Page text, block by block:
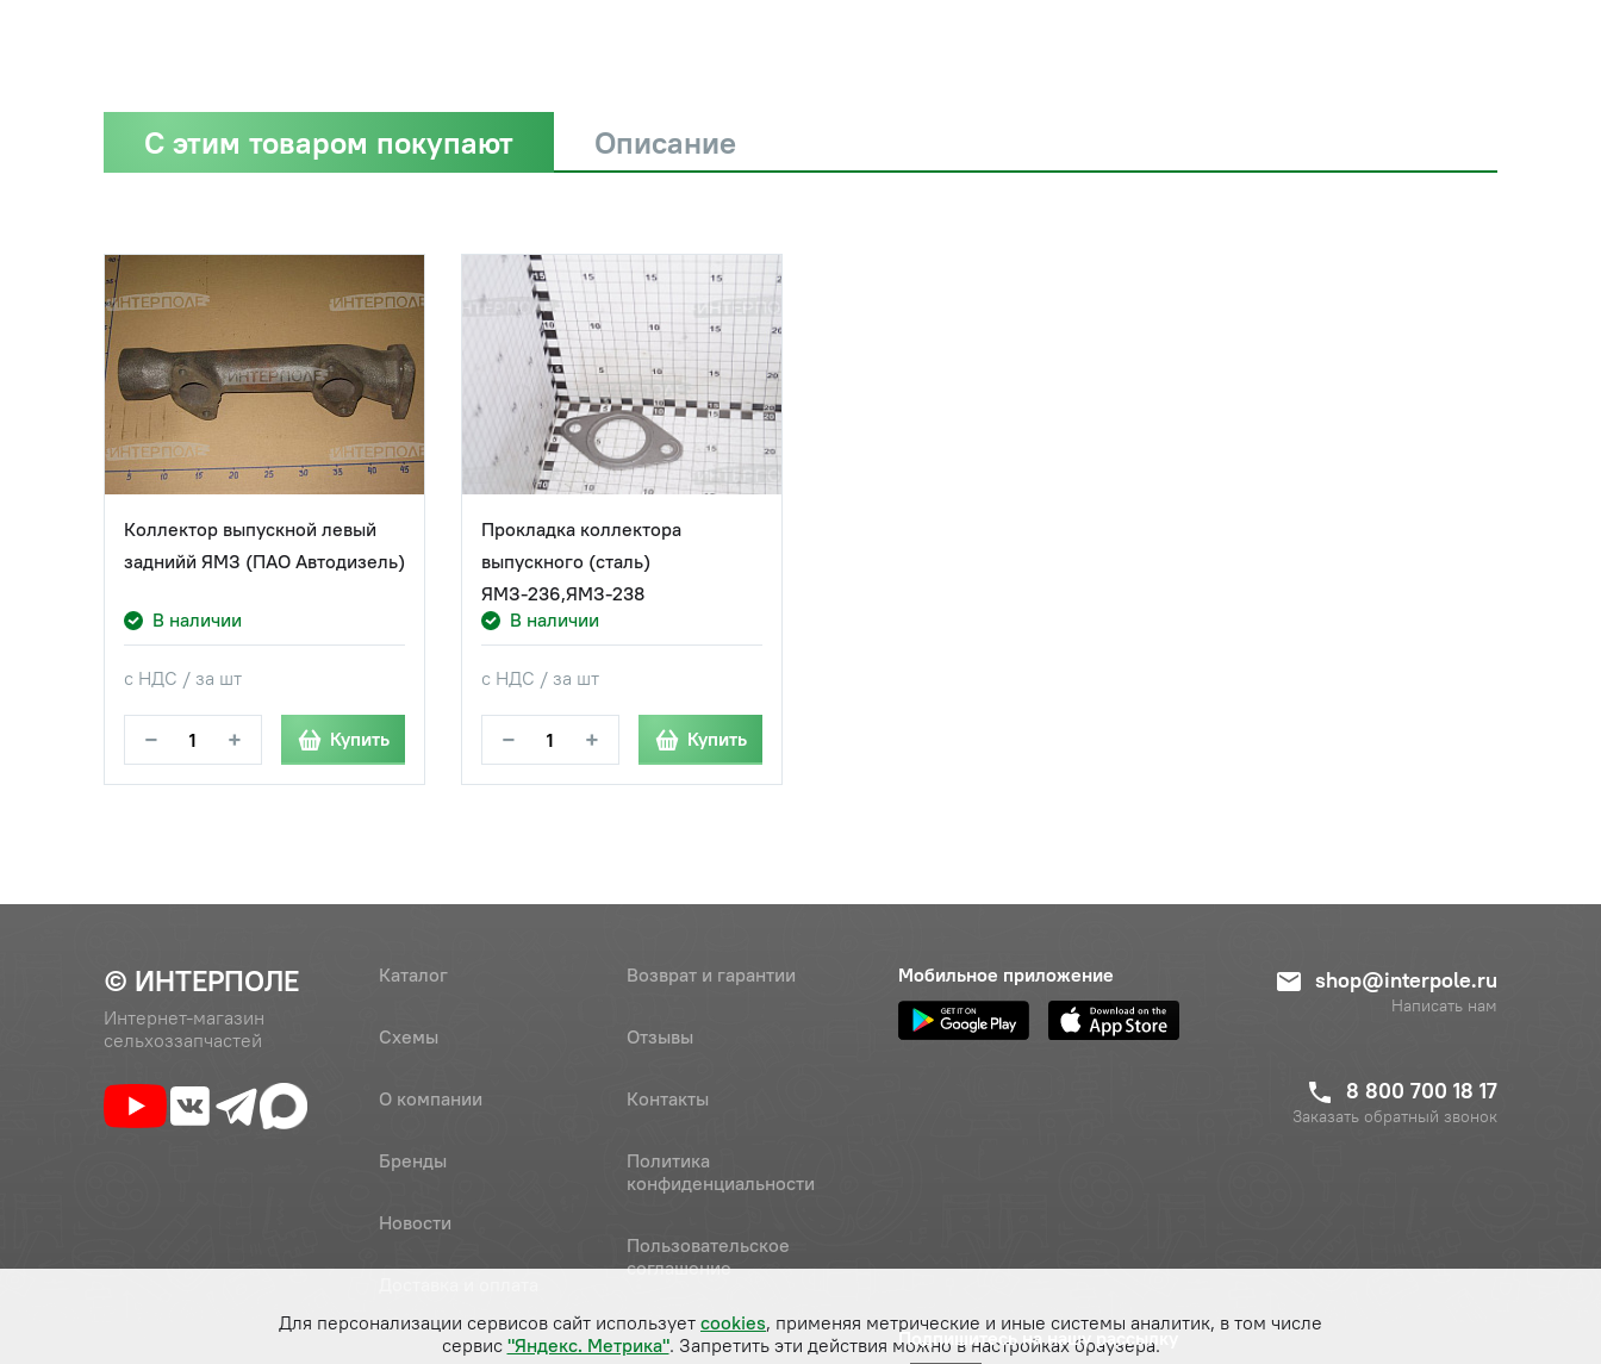
С этим товаром покупают Описание
Коллектор выпускной левый
заднийй ЯМЗ (ПАО Автодизель)
В наличии
с НДС / за шт
− + Купить
Прокладка коллектора
выпускного (сталь)
ЯМЗ-236,ЯМЗ-238
В наличии
с НДС / за шт
− + Купить
© ИНТЕРПОЛЕ
Интернет-магазин
сельхоззапчастей
Каталог
Схемы
О компании
Бренды
Новости
Возврат и гарантии
Отзывы
Контакты
Политика
конфиденциальности
Пользовательское
соглашение
Мобильное приложение shop@interpole.ru
Написать нам
8 800 700 18 17
Заказать обратный звонок
Подпишитесь на нашу рассылку
Для персонализации сервисов сайт использует cookies, применяя метрические и иные системы аналитик, в том числе
сервис "Яндекс. Метрика". Запретить эти действия можно в настройках браузера.